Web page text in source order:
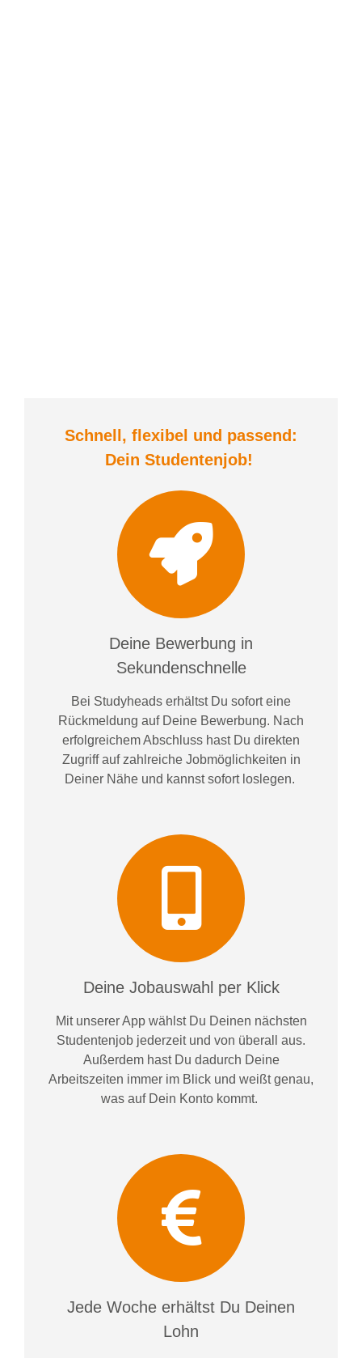
Schnell, flexibel und passend:
Dein Studentenjob!
Deine Bewerbung in
Sekundenschnelle
Bei Studyheads erhältst Du sofort eine
Rückmeldung auf Deine Bewerbung. Nach
erfolgreichem Abschluss hast Du direkten
Zugriff auf zahlreiche Jobmöglichkeiten in
Deiner Nähe und kannst sofort loslegen.
Deine Jobauswahl per Klick
Mit unserer App wählst Du Deinen nächsten
Studentenjob jederzeit und von überall aus.
Außerdem hast Du dadurch Deine
Arbeitszeiten immer im Blick und weißtgenau,
was auf Dein Konto kommt.
Jede Woche erhältst Du Deinen
Lohn